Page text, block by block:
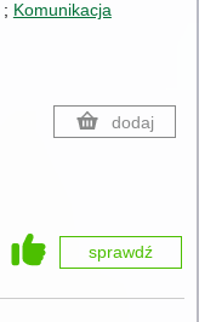
Komunikacja
dodaj
sprawdź